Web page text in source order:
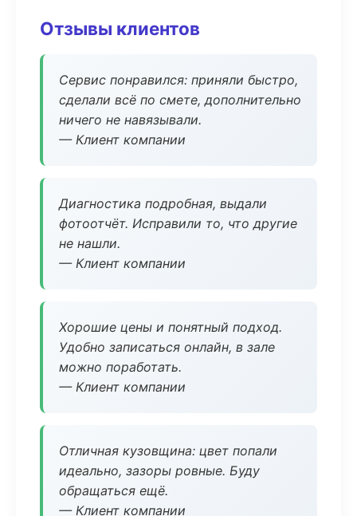
Отзывы клиентов
Сервис понравился: приняли быстро,
сделали всё по смете, дополнительно
ничего не навязывали.
— Клиент компании
Диагностика подробная, выдали
фотоотчёт. Исправили то, что другие
не нашли.
— Клиент компании
Хорошие цены и понятный подход.
Удобно записаться онлайн, в зале
можно поработать.
— Клиент компании
Отличная кузовщина: цвет попали
идеально, зазоры ровные. Буду
обращаться ещё.
— Клиент компании